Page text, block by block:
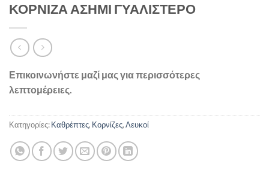
ΚΟΡΝΙΖΑ ΑΣΗΜΙ ΓΥΑΛΙΣΤΕΡΟ
Επικοινωνήστε μαζί μας για περισσότερες
λεπτομέρειες.
Κατηγορίες:Καθρέπτες, Κορνίζες,Λευκοί